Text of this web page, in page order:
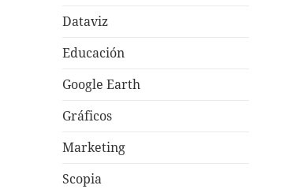
Dataviz
Educación
Google Earth
Gráficos
Marketing
Scopia